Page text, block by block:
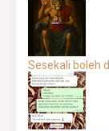
Sesekali boleh